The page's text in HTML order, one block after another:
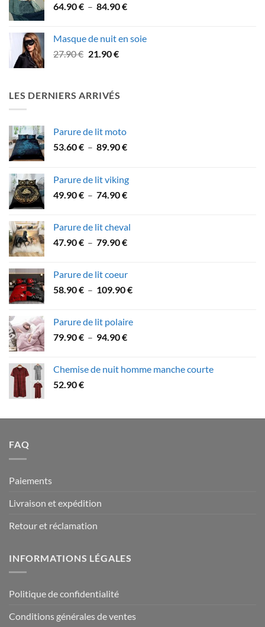
64.90€ – 84.90€Plage
64.90 €
Masque de nuit en soie
27.90€ Le
était :
27.90 €.
21.90€Le
est :
21.90 €.
LES DERNIERS ARRIVÉS
Parure de lit moto
53.60€ – 89.90€Plage
53.60 €
à
Parure de lit viking
49.90€ – 74.90€Plage
49.90 €
à
Parure de lit cheval
47.90€ – 79.90€Plage
à
Parure de lit coeur
58.90€ – 109.90€Plage
58.90 €
Parure de lit polaire
79.90€ – 94.90€Plage
79.90 €
Chemise de nuit homme manche courte
52.90€
FAQ
Paiements
Livraison et expédition
Retour et réclamation
INFORMATIONS LÉGALES
Politique de confidentialité
Conditions générales de ventes